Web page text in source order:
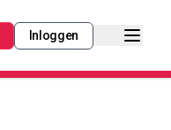
Inloggen